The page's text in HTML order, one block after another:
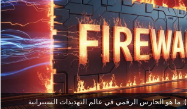
جدار الحماية (Firewall): ما هو الحارس الرقمي في عالم التهديدات السيبرانية